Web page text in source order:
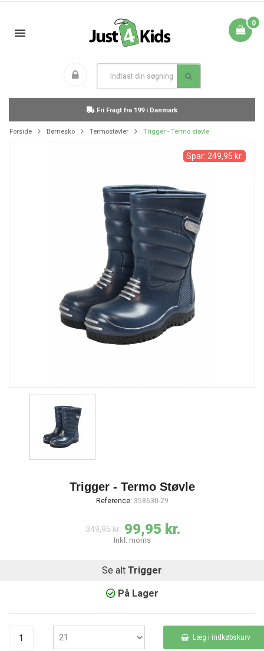
0
Fri Fragt fra 199 i Danmark
Forside Børnesko Termostøvler Trigger - Termo støvle
Spar: 249,95 kr.
Trigger - Termo Støvle
Reference: 358630-29
349,95 kr. 99,95 kr.
Inkl. moms
Se alt Trigger
På Lager
Læg i indkøbskurv